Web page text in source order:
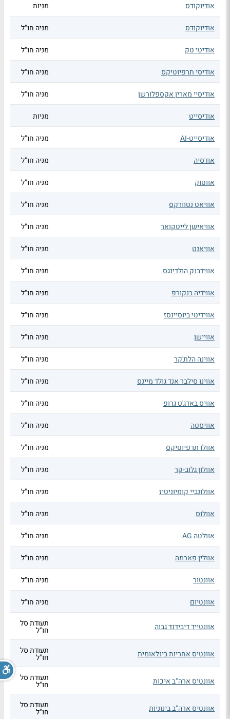
אודיוקודס מניות
אודיוקודס מניה חו"ל
אודיטי טק מניה חו"ל
אודיסי תרפיוטיקס מניה חו"ל
אודיסיי מארין אקספלורשן מניה חו"ל
אודיסייט מניות
אודיסייט-AI מניה חו"ל
אודסיה מניה חו"ל
אווטוק מניה חו"ל
אוויאט נטוורקס מניה חו"ל
אוויאישן לייטקואר מניה חו"ל
אוויאנט מניה חו"ל
אווידבנק הולדינגס מניה חו"ל
אווידיה בנקורפ מניה חו"ל
אווידיטי ביוסיינסז מניה חו"ל
אוויישן מניה חו"ל
אווינה הלת'קר מניה חו"ל
אווינו סילבר אנד גולד מיינס מניה חו"ל
אוויס באדג'ט גרופ מניה חו"ל
אוויסטה מניה חו"ל
אוולו תרפיוטיקס מניה חו"ל
אוולון גלוב-קר מניה חו"ל
אוולונביי קומיוניטיז מניה חו"ל
אוולוס מניה חו"ל
אוולטה AG מניה חו"ל
אוולין פארמה מניה חו"ל
אוונטור מניה חו"ל
אוונטיום מניה חו"ל
אוונטייד דיבידנד גבוה תעודת סל
חו"ל
אוונטיס אחריות בינלאומית תעודת סל
חו"ל
אוונטיס ארה"ב איכות תעודת סל
חו"ל
אוונטיס ארה"ב בינוניות תעודת סל
חו"ל